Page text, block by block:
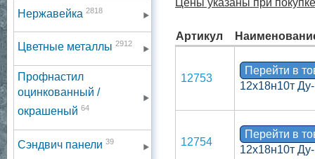
Нержавейка 2818
Цветные металлы 2912
Профнастил
оцинкованный /
окрашеный 64
Сэндвич панели 39
Цены указаны при
Артикул
12753
Перейти в
12х18н10т
12754
Перейти в
12х18н10т